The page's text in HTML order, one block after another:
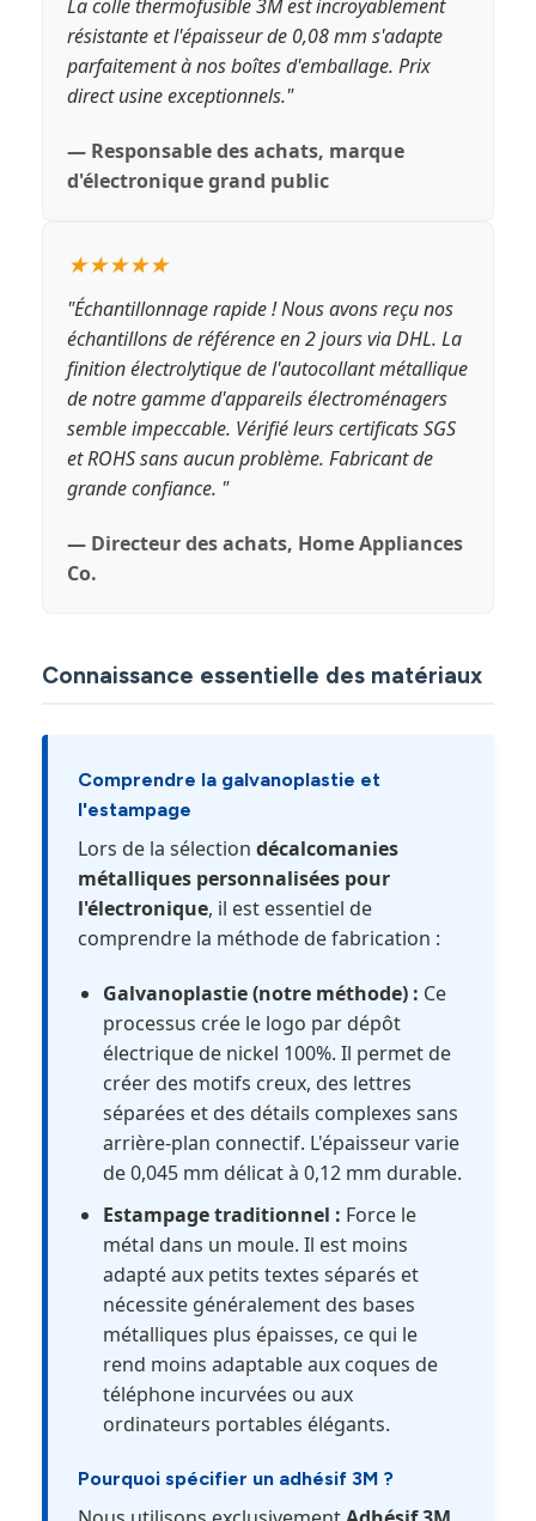
La colle thermofusible 3M est incroyablement
résistante et l'épaisseur de 0,08 mm s'adapte
parfaitement à nos boîtes d'emballage. Prix
direct usine exceptionnels."
— Responsable des achats, marque
d'électronique grand public
★★★★★
"Échantillonnage rapide ! Nous avons reçu nos
échantillons de référence en 2 jours via DHL. La
finition électrolytique de l'autocollant métallique
de notre gamme d'appareils électroménagers
semble impeccable. Vérifié leurs certificats SGS
et ROHS sans aucun problème. Fabricant de
grande confiance. "
— Directeur des achats, Home Appliances
Co.
Connaissance essentielle des matériaux
Comprendre la galvanoplastie et
l'estampage
Lors de la sélection décalcomanies
métalliques personnalisées pour
l'électronique, il est essentiel de
comprendre la méthode de fabrication :
Galvanoplastie (notre méthode) : Ce
processus crée le logo par dépôt
électrique de nickel 100%. Il permet de
créer des motifs creux, des lettres
séparées et des détails complexes sans
arrière-plan connectif. L'épaisseur varie
de 0,045 mm délicat à 0,12 mm durable.
Estampage traditionnel : Force le
métal dans un moule. Il est moins
adapté aux petits textes séparés et
nécessite généralement des bases
métalliques plus épaisses, ce qui le
rend moins adaptable aux coques de
téléphone incurvées ou aux
ordinateurs portables élégants.
Pourquoi spécifier un adhésif 3M ?